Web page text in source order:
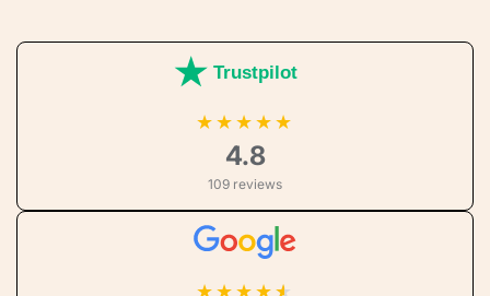
Trustpilot
★★★★★
4.8
109 reviews
★★★★